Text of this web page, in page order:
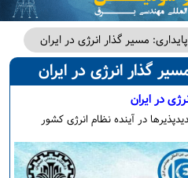
پایداری: مسیر گذار انرژی در ایران
گذار انرژی در ایران
در ایران
در آینده نظام انرژی کشور